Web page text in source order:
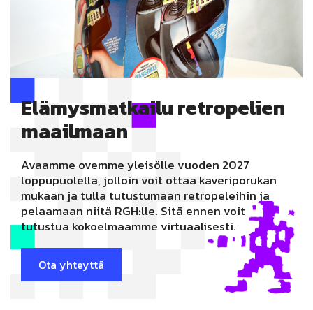
Elämysmatkailuretropelien
maailmaan
Avaamme ovemme yleisölle vuoden 2027
loppupuolella, jolloin voit ottaa kaveriporukan
mukaan ja tulla tutustumaan retropeleihin ja
pelaamaan niitä RGH:lle. Sitä ennen voit
tutustua kokoelmaamme virtuaalisesti.
Ota yhteyttä